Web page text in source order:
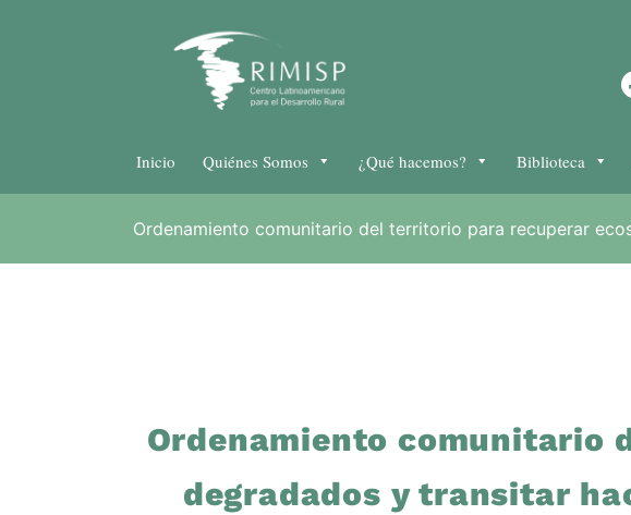
Inicio Quiénes Somos ¿Qué hacemos? Biblioteca
Ordenamiento comunitario del territorio para recuperar
Ordenamiento comunitario
degradados y transitar